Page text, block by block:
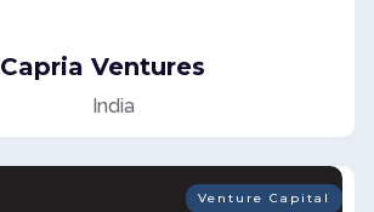
Capria Ventures
India
Venture Capital